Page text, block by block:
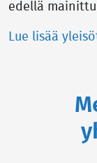
edellä
Lue lisää